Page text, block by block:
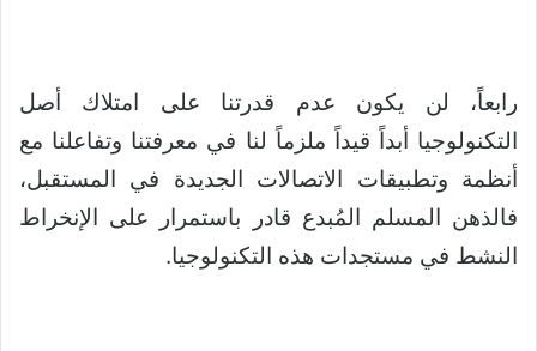
رابعاً، لن يكون عدم قدرتنا على امتلاك أصل
التكنولوجيا أبداً قيداً ملزماً لنا في معرفتنا وتفاعلنا مع
أنظمة وتطبيقات الاتصالات الجديدة في المستقبل،
فالذهن المسلم المُبدع قادر باستمرار على الإنخراط
النشط في مستجدات هذه التكنولوجيا.